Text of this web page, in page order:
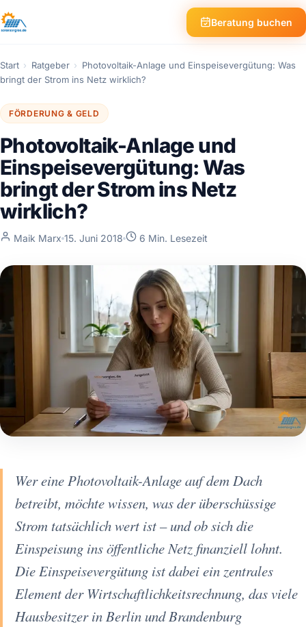
Beratung buchen
Start › Ratgeber › Photovoltaik-Anlage und Einspeisevergütung: Was
bringt der Strom ins Netz wirklich?
FÖRDERUNG & GELD
Photovoltaik-Anlage und
Einspeisevergütung: Was
bringt der Strom ins Netz
wirklich?
Maik Marx 15. Juni 2018 6 Min. Lesezeit
Wer eine Photovoltaik-Anlage auf dem Dach
betreibt, möchte wissen, was der überschüssige
Strom tatsächlich wert ist – und ob sich die
Einspeisung ins öffentliche Netz finanziell lohnt.
Die Einspeisevergütung ist dabei ein zentrales
Element der Wirtschaftlichkeitsrechnung, das viele
Hausbesitzer in Berlin und Brandenburg